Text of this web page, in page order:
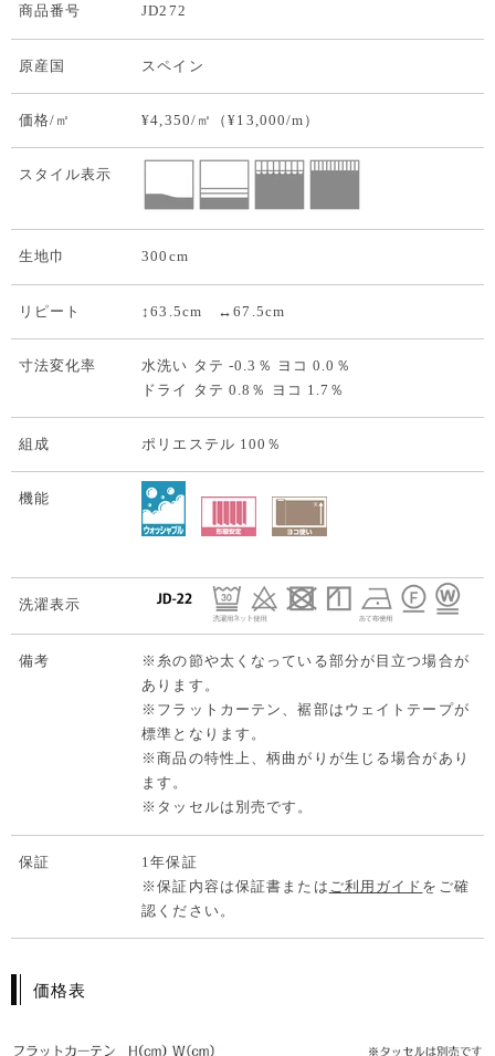
商品番号 JD272
原産国 スペイン
価格/㎡ ¥4,350/㎡（¥13,000/m）
スタイル表示
生地巾 300cm
リピート ↕63.5cm ↔67.5cm
寸法変化率
水洗い タテ -0.3％ ヨコ 0.0％
ドライ タテ 0.8％ ヨコ 1.7％
組成 ポリエステル 100％
機能
洗濯表示
備考
※糸の節や太くなっている部分が目立つ場合が
あります。
※フラットカーテン、裾部はウェイトテープが
標準となります。
※商品の特性上、柄曲がりが生じる場合があり
ます。
※タッセルは別売です。
保証
1年保証
※保証内容は保証書または ご利用ガイド をご確
認ください。
価格表